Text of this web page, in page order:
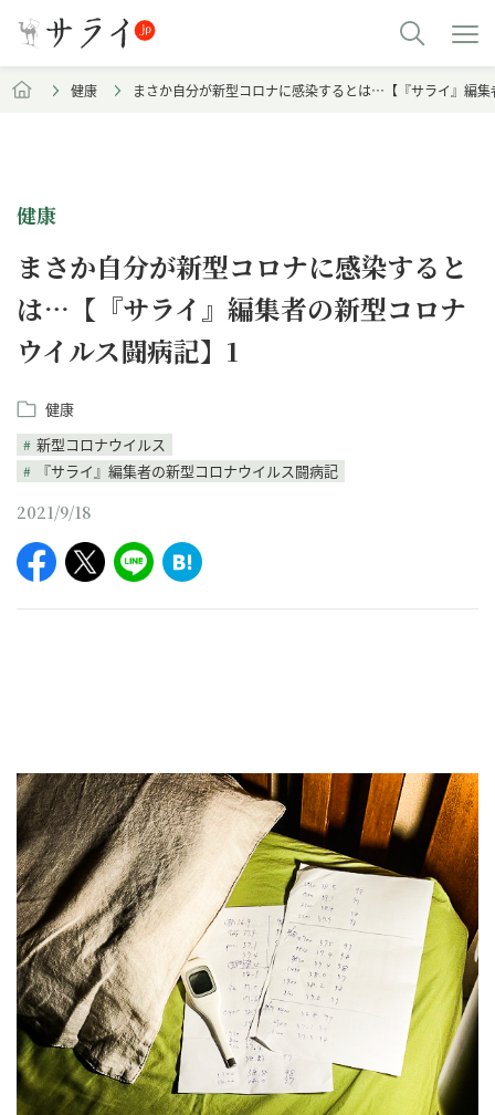
健康 まさか自分が新型コロナに感染するとは…【『サライ』編
健康
まさか自分が新型コロナに感染すると
は…【『サライ』編集者の新型コロナ
ウイルス闘病記】1
健康
新型コロナウイルス
『サライ』編集者の新型コロナウイルス闘病記
2021/9/18